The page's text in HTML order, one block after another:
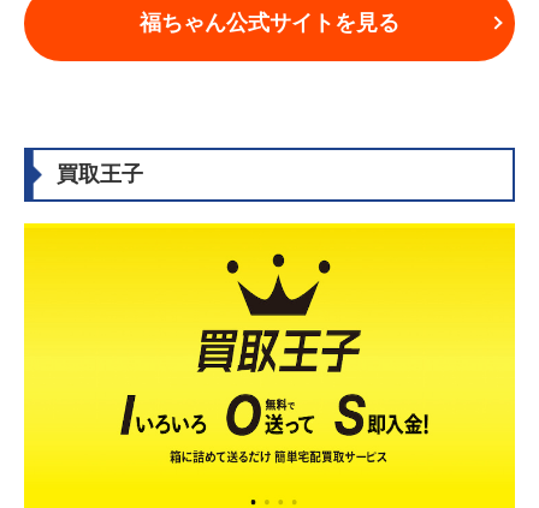
福ちゃん公式サイトを見る
買取王子